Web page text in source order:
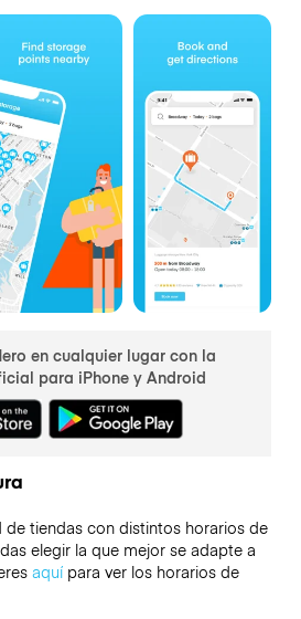
en cualquier lugar con la
para iPhone y Android
de tiendas con distintos horarios de
elegir la que mejor se adapte a
aquípara ver los horarios de